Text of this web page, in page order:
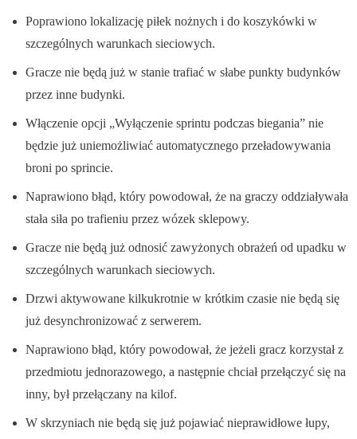
Poprawiono lokalizację piłek nożnych i do koszykówki w
szczególnych warunkach sieciowych.
Gracze nie będą już w stanie trafiać w słabe punkty budynków
przez inne budynki.
Włączenie opcji „Wyłączenie sprintu podczas biegania” nie
będzie już uniemożliwiać automatycznego przeładowywania
broni po sprincie.
Naprawiono błąd, który powodował, że na graczy oddziaływała
stała siła po trafieniu przez wózek sklepowy.
Gracze nie będą już odnosić zawyżonych obrażeń od upadku w
szczególnych warunkach sieciowych.
Drzwi aktywowane kilkukrotnie w krótkim czasie nie będą się
już desynchronizować z serwerem.
Naprawiono błąd, który powodował, że jeżeli gracz korzystał z
przedmiotu jednorazowego, a następnie chciał przełączyć się na
inny, był przełączany na kilof.
W skrzyniach nie będą się już pojawiać nieprawidłowe łupy,